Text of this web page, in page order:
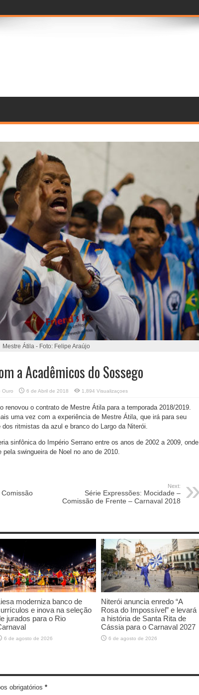
Mestre Átila - Foto: Felipe Araújo
a Acadêmicos do Sossego
Ouro 6 de Abril de 2018 1,894 Visualizaçoes
renovou o contrato de Mestre Átila para a temporada 2018/2019.
uma vez com a experiência de Mestre Átila, que irá para seu
ritmistas da azul e branco do Largo da Niterói.
sinfônica do Império Serrano entre os anos de 2002 a 2009, onde
swingueira de Noel no ano de 2010.
Next:
Série Expressões: Mocidade –
Comissão de Frente – Carnaval 2018
moderniza banco de
e inova na seleção
jurados para o Rio
6 de agosto de 2026
Niterói anuncia enredo “A
Rosa do Impossível” e levará
a história de Santa Rita de
Cássia para o Carnaval 2027
6 de agosto de 2026
obrigatórios *